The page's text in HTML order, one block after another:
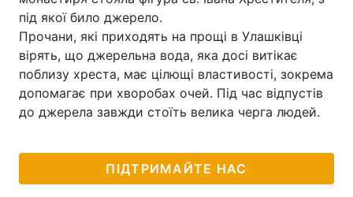
під якої било джерело.
Прочани, які приходять на прощі в Улашківці
вірять, що джерельна вода, яка досі витікає
поблизу хреста, має цілющі властивості, зокрема
допомагає при хворобах очей. Під час відпустів
до джерела завжди стоїть велика черга людей.
ПІДТРИМАЙТЕ НАС